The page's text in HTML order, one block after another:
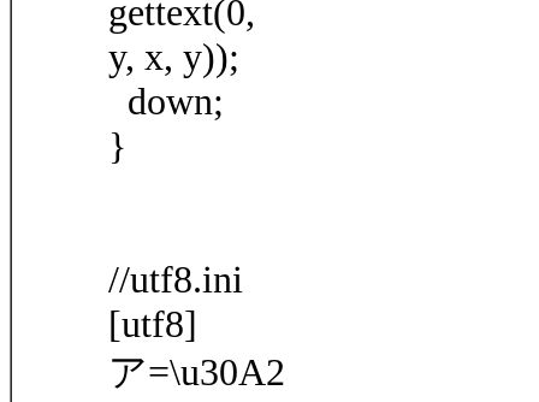
gettext(0,
y, x, y));
down;
}
//utf8.ini
[utf8]
ア=\u30A2